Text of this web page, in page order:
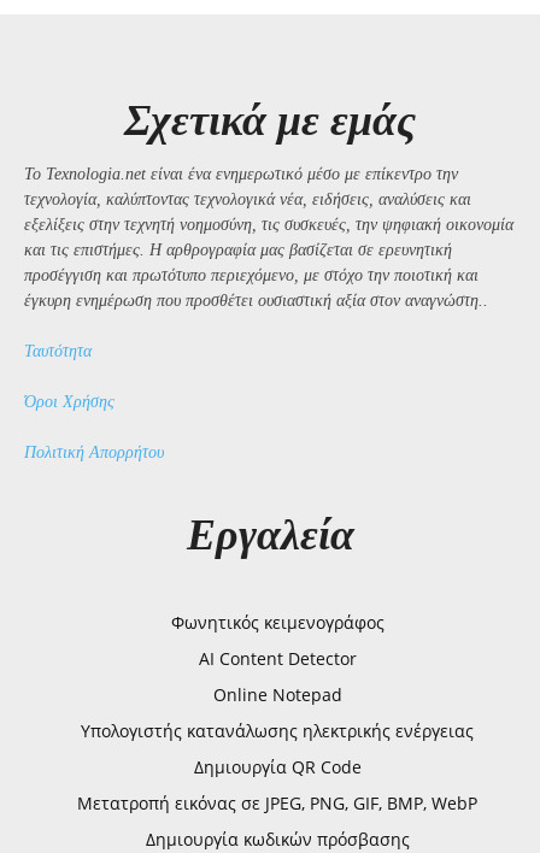
Σχετικά με εμάς
Το Texnologia.net είναι ένα ενημερωτικό μέσο με επίκεντρο την
τεχνολογία, καλύπτοντας τεχνολογικά νέα, ειδήσεις, αναλύσεις και
εξελίξεις στην τεχνητή νοημοσύνη, τις συσκευές, την ψηφιακή οικονομία
και τις επιστήμες. Η αρθρογραφία μας βασίζεται σε ερευνητική
προσέγγιση και πρωτότυπο περιεχόμενο, με στόχο την ποιοτική και
έγκυρη ενημέρωση που προσθέτει ουσιαστική αξία στον αναγνώστη..
Ταυτότητα
Όροι Χρήσης
Πολιτική Απορρήτου
Εργαλεία
Φωνητικός κειμενογράφος
AI Content Detector
Online Notepad
Υπολογιστής κατανάλωσης ηλεκτρικής ενέργειας
Δημιουργία QR Code
Μετατροπή εικόνας σε JPEG, PNG, GIF, BMP, WebP
Δημιουργία κωδικών πρόσβασης